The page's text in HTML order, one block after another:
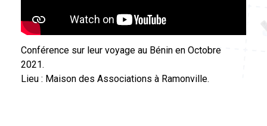
Conférence sur leur voyage au Bénin en Octobre
2021.
Lieu : Maison des Associations à Ramonville.